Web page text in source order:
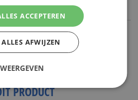
door Johan Protzman uit reusel.
PRODUCT
ACCEPTEREN
ALLES AFWIJZEN